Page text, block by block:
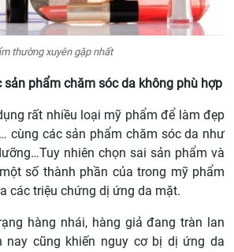
thường xuyên gặp nhất
sản phẩm chăm sóc da không phù hợp
rất nhiều loại mỹ phẩm để làm đẹp
cùng các sản phẩm chăm sóc da như
nhiên chọn sai sản phẩm và
số thành phần của trong mỹ phẩm
các triệu chứng dị ứng da mặt.
hàng nhái, hàng giả đang tràn lan
nay cũng khiến nguy cơ bị dị ứng da